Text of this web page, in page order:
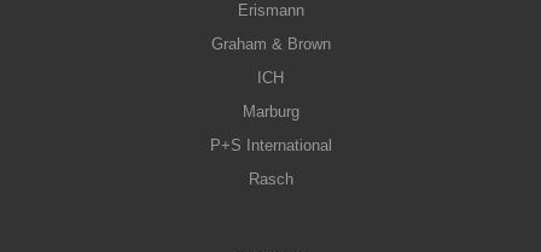
Erismann
Graham & Brown
ICH
Marburg
P+S International
Rasch